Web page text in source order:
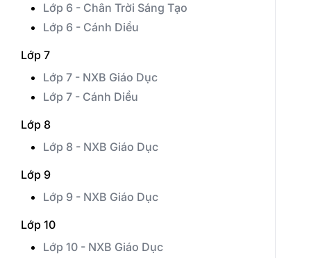
Lớp 6 - Chân Trời Sáng Tạo
Lớp 6 - Cánh Diều
Lớp 7
Lớp 7 - NXB Giáo Dục
Lớp 7 - Cánh Diều
Lớp 8
Lớp 8 - NXB Giáo Dục
Lớp 9
Lớp 9 - NXB Giáo Dục
Lớp 10
Lớp 10 - NXB Giáo Dục